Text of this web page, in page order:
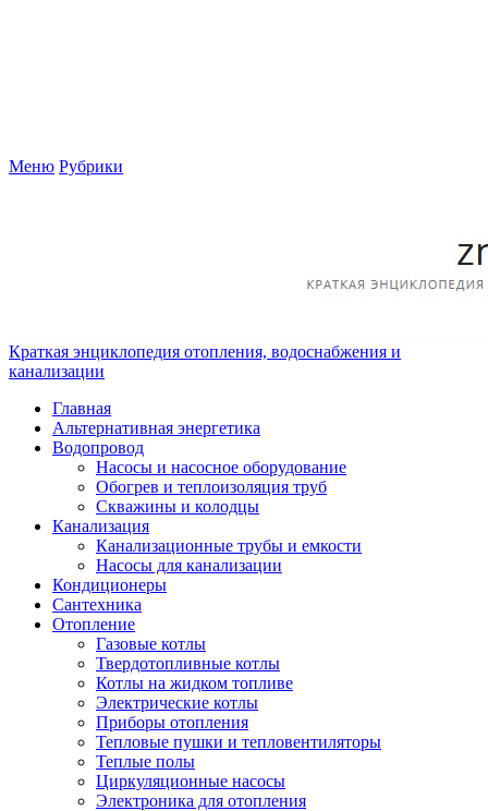
Меню Рубрики
Краткая энциклопедия отопления, водоснабжения и
канализации
Главная
Альтернативная энергетика
Водопровод
Насосы и насосное оборудование
Обогрев и теплоизоляция труб
Скважины и колодцы
Канализация
Канализационные трубы и емкости
Насосы для канализации
Кондиционеры
Сантехника
Отопление
Газовые котлы
Твердотопливные котлы
Котлы на жидком топливе
Электрические котлы
Приборы отопления
Тепловые пушки и тепловентиляторы
Теплые полы
Циркуляционные насосы
Электроника для отопления